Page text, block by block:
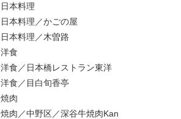
日本料理
日本料理／かごの屋
日本料理／木曽路
洋食
洋食／日本橋レストラン東洋
洋食／目白旬香亭
焼肉
焼肉／中野区／深谷牛焼肉Kan